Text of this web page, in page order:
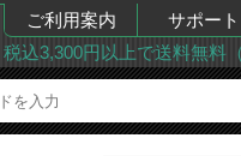
ご利用案内 サポート
税込3,300円以上で送料無料